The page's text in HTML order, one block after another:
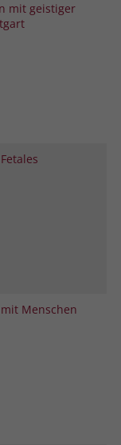
mit geistiger
Menschen